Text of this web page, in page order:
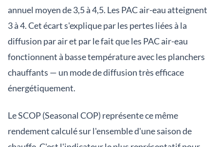
annuel moyen de 3,5 à 4,5. Les PAC air-eau atteignent
3 à 4. Cet écart s'explique par les pertes liées à la
diffusion par air et par le fait que les PAC air-eau
fonctionnent à basse température avec les planchers
chauffants — un mode de diffusion très efficace
énergétiquement.
Le SCOP (Seasonal COP) représente ce même
rendement calculé sur l'ensemble d'une saison de